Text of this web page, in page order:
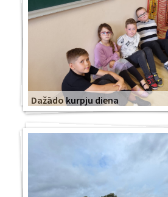
Dažādo kurpju diena